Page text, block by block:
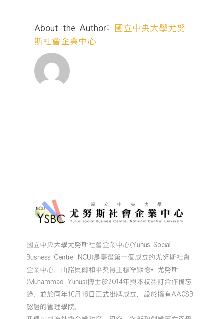
室
About the Author:
國立中央大學尤努
斯社會企業中心
國立中央大學尤努斯社會企業中心(Yunus Social
Business Centre, NCU)是臺灣第一個成立的尤努斯社會
企業中心，由諾貝爾和平獎得主穆罕默德•尤努斯
(Muhammad Yunus)博士於2014年與本校簽訂合作備忘
錄，並於同年10月16日正式掛牌成立，設於擁有AACSB
認證的管理學院。